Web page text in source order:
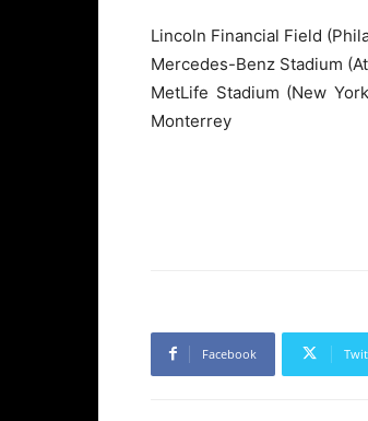
Lincoln Financial Field
Mercedes-Benz Stadium
MetLife Stadium​ (New
Monterrey
Facebook